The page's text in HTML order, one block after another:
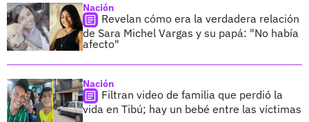
Nación
Revelan cómo era la verdadera relación
de Sara Michel Vargas y su papá: "No había
afecto"
Nación
Filtran video de familia que perdió la
vida en Tibú; hay un bebé entre las víctimas